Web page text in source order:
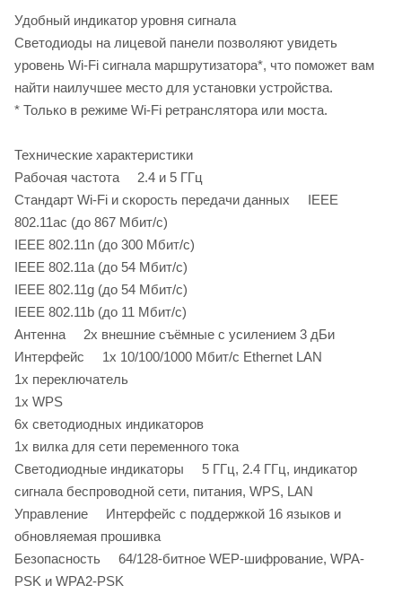
Удобный индикатор уровня сигнала
Светодиоды на лицевой панели позволяют увидеть
уровень Wi-Fi сигнала маршрутизатора*, что поможет вам
найти наилучшее место для установки устройства.
* Только в режиме Wi-Fi ретранслятора или моста.
Технические характеристики
Рабочая частота 2.4 и 5 ГГц
Стандарт Wi-Fi и скорость передачи данных IEEE
802.11ac (до 867 Мбит/с)
IEEE 802.11n (до 300 Мбит/с)
IEEE 802.11a (до 54 Мбит/с)
IEEE 802.11g (до 54 Мбит/с)
IEEE 802.11b (до 11 Мбит/с)
Антенна 2x внешние съёмные с усилением 3 дБи
Интерфейс 1x 10/100/1000 Мбит/с Ethernet LAN
1x переключатель
1x WPS
6х светодиодных индикаторов
1x вилка для сети переменного тока
Светодиодные индикаторы 5 ГГц, 2.4 ГГц, индикатор
сигнала беспроводной сети, питания, WPS, LAN
Управление Интерфейс с поддержкой 16 языков и
обновляемая прошивка
Безопасность 64/128-битное WEP-шифрование, WPA-
PSK и WPA2-PSK